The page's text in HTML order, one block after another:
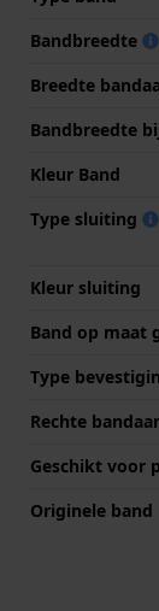
Bandbreedte
Breedte
Bandbreedte
Kleur Band
Type sluiting
Kleur sluiting
Band op maat
Type
Rechte
Geschikt voor
Originele band